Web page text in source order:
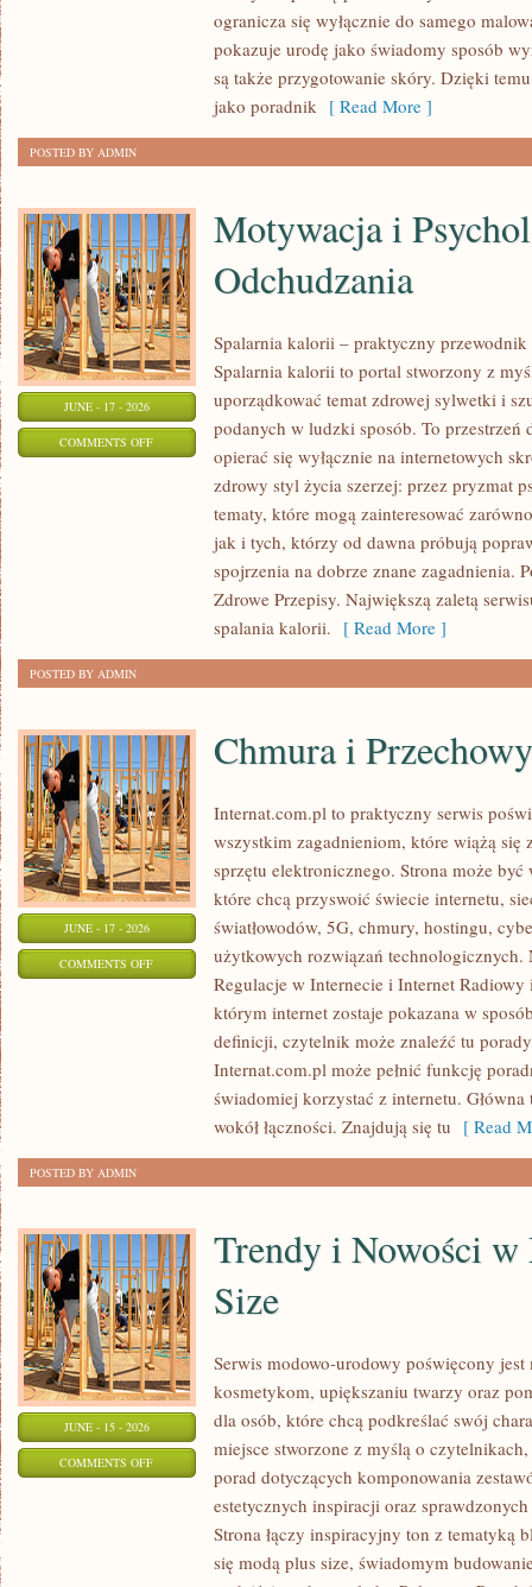
ogranicza się wyłącznie do samego
pokazuje urodę jako świadomy sposób
są także przygotowanie skóry. Dzięki
jako poradnik [ Read More ]
POSTED BY ADMIN
JUNE - 17 - 2026
COMMENTS OFFON
MOTYWACJA
Motywacja i
Odchudzania
Spalarnia kalorii – praktyczny
Spalarnia kalorii to portal stworzony z
uporządkować temat zdrowej sylwetki i
podanych w ludzki sposób. To
opierać się wyłącznie na internetowych
zdrowy styl życia szerzej: przez pryzmat
tematy, które mogą zainteresować
jak i tych, którzy od dawna próbują
spojrzenia na dobrze znane zagadnienia.
Zdrowe Przepisy. Największą zaletą
spalania kalorii. [ Read More ]
POSTED BY ADMIN
JUNE - 17 - 2026
COMMENTS OFFON
PRZECHOWYWANIE
Chmura i
Internat.com.pl to praktyczny serwis
wszystkim zagadnieniom, które wiążą się
sprzętu elektronicznego. Strona może
które chcą przyswoić świecie internetu,
światłowodów, 5G, chmury, hostingu,
użytkowych rozwiązań technologicznych.
Regulacje w Internecie i Internet
którym internet zostaje pokazana w
definicji, czytelnik może znaleźć tu
Internat.com.pl może pełnić funkcję
świadomiej korzystać z internetu.
wokół łączności. Znajdują się tu [ Read
POSTED BY ADMIN
JUNE - 15 - 2026
COMMENTS OFFON
Trendy i Nowości w
Size
Serwis modowo-urodowy poświęcony
kosmetykom, upiększaniu twarzy oraz
dla osób, które chcą podkreślać swój
miejsce stworzone z myślą o
porad dotyczących komponowania
estetycznych inspiracji oraz
Strona łączy inspiracyjny ton z tematyką
się modą plus size, świadomym